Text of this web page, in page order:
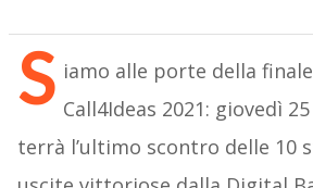
S iamo alle porte della
Call4Ideas 2021: giovedì
terrà l’ultimo scontro delle 10